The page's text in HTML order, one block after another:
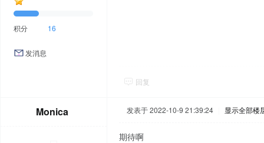
积分 16
发消息
回复
Monica 发表于 2022-10-9 21:39:24 显示全部楼
期待啊